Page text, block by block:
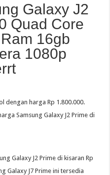
Galaxy J2
Quad Core
16gb
1080p
dengan harga Rp 1.800.000.
Samsung Galaxy J2 Prime di
Galaxy J2 Prime di kisaran Rp
Galaxy J7 Prime ini tersedia